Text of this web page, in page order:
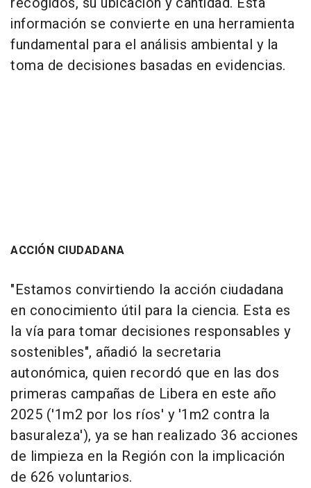
información se convierte en una herramienta
fundamental para el análisis ambiental y la
toma de decisiones basadas en evidencias.
ACCIÓN CIUDADANA
"Estamos convirtiendo la acción ciudadana
en conocimiento útil para la ciencia. Esta es
la vía para tomar decisiones responsables y
sostenibles", añadió la secretaria
autonómica, quien recordó que en las dos
primeras campañas de Libera en este año
2025 ('1m2 por los ríos' y '1m2 contra la
basuraleza'), ya se han realizado 36 acciones
de limpieza en la Región con la implicación
de 626 voluntarios.